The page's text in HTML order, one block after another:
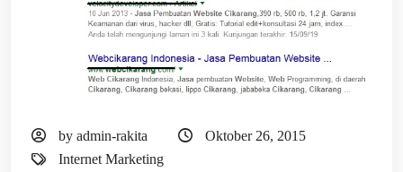
by admin-rakita
Oktober 26, 2015
Internet Marketing